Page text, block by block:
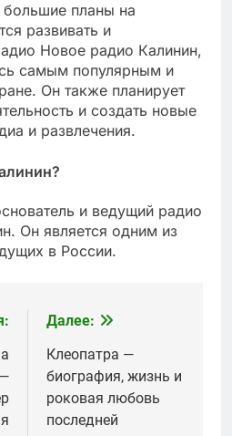
планы на
развивать и
Новое радио Калинин,
самым популярным и
Он также планирует
и создать новые
и развлечения.
и ведущий радио
Он является одним из
в России.
Далее:
Клеопатра —
биография, жизнь и
роковая любовь
последней